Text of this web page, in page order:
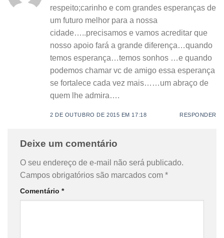
respeito;carinho e com grandes esperanças de
um futuro melhor para a nossa
cidade…..precisamos e vamos acreditar que
nosso apoio fará a grande diferença…quando
temos esperança…temos sonhos …e quando
podemos chamar vc de amigo essa esperança
se fortalece cada vez mais……um abraço de
quem lhe admira….
2 DE OUTUBRO DE 2015 EM 17:18 RESPONDER
Deixe um comentário
O seu endereço de e-mail não será publicado.
Campos obrigatórios são marcados com *
Comentário *